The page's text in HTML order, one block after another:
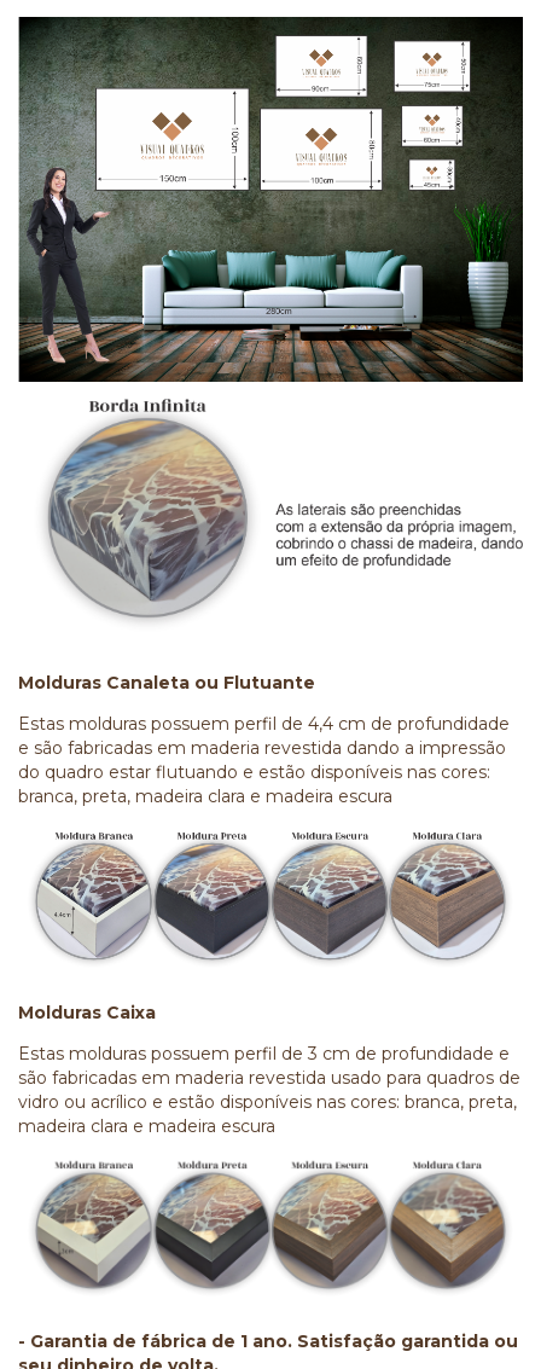
Molduras Canaleta ou Flutuante
Estas molduras possuem perfil de 4,4 cm de profundidade
e são fabricadas em maderia revestida dando a impressão
do quadro estar flutuando e estão disponíveis nas cores:
branca, preta, madeira clara e madeira escura
Molduras Caixa
Estas molduras possuem perfil de 3 cm de profundidade e
são fabricadas em maderia revestida usado para quadros de
vidro ou acrílico e estão disponíveis nas cores: branca, preta,
madeira clara e madeira escura
- Garantia de fábrica de 1 ano. Satisfação garantida ou